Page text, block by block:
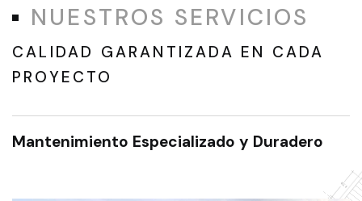
NUESTROS SERVICIOS
CALIDAD GARANTIZADA EN CADA
PROYECTO
Mantenimiento Especializado y Duradero